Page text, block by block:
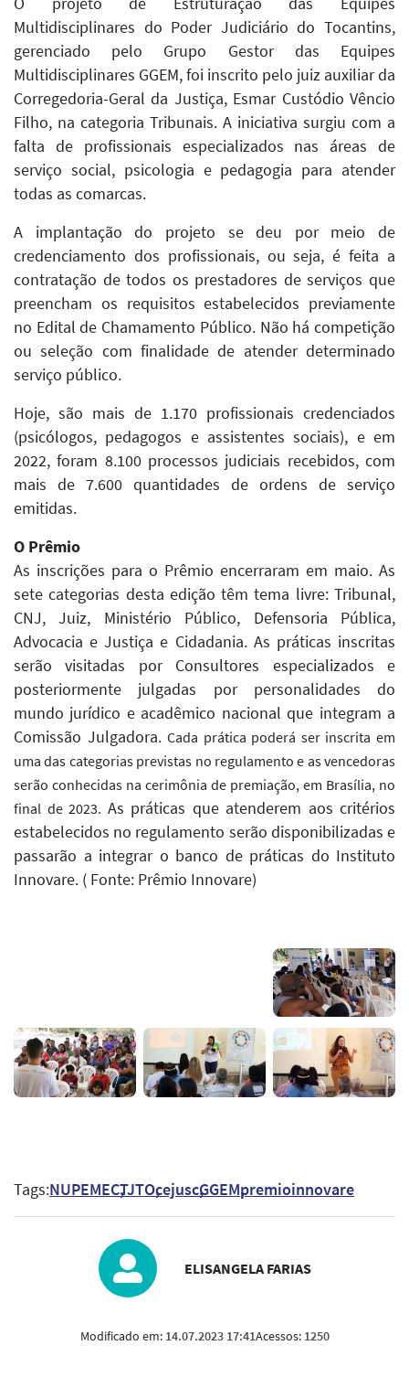
Multidisciplinares do Poder Judiciário do Tocantins,
gerenciado pelo Grupo Gestor das Equipes
Multidisciplinares GGEM, foi inscrito pelo juiz auxiliar da
Corregedoria-Geral da Justiça, Esmar Custódio Vêncio
Filho, na categoria Tribunais. A iniciativa surgiu com a
falta de profissionais especializados nas áreas de
serviço social, psicologia e pedagogia para atender
todas as comarcas.
A implantação do
projeto se deu por meio de
credenciamento dos profissionais, ou seja, é feita a
contratação de todos os prestadores de serviços que
preencham os requisitos estabelecidos previamente
no Edital de Chamamento Público. Não há competição
ou seleção com finalidade de atender determinado
serviço público.
Hoje, são mais de 1.170 profissionais credenciados
(psicólogos, pedagogos e assistentes sociais), e em
2022, foram 8.100 processos judiciais recebidos, com
mais de 7.600 quantidades de ordens de serviço
emitidas.
O Prêmio
As inscrições para o Prêmio encerraram em maio. As
sete categorias desta edição têm tema livre: Tribunal,
CNJ, Juiz, Ministério Público, Defensoria Pública,
Advocacia e Justiça e Cidadania. As práticas inscritas
serão visitadas por Consultores especializados e
posteriormente julgadas por personalidades do
mundo jurídico e acadêmico nacional que integram a
Comissão Julgadora.Cada prática poderá ser inscrita em
uma das categorias previstas no regulamento e as vencedoras
serão conhecidas na cerimônia de premiação, em Brasília, no
final de 2023. As práticas que atenderem aos critérios
estabelecidos no regulamento serão disponibilizadas e
passarão a integrar o banco de práticas do Instituto
Innovare. ( Fonte: Prêmio Innovare)
Tags:NUPEMECTJTOcejuscGGEMpremioinnovare
ELISANGELA FARIAS
Modificado em: 14.07.2023 17:41Acessos: 1250